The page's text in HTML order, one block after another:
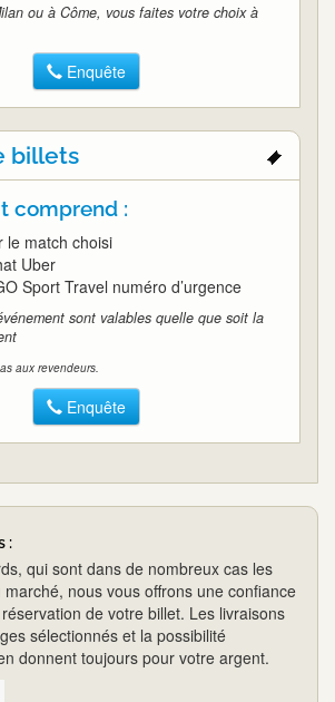
ou à Côme, vous faites votre choix à
Enquête
billets
comprend :
le match choisi
Uber
Sport Travel numéro d’urgence
sont valables quelle que soit la
aux revendeurs.
Enquête
:
qui sont dans de nombreux cas les
nous vous offrons une confiance
de votre billet. Les livraisons
sélectionnés et la possibilité
donnent toujours pour votre argent.